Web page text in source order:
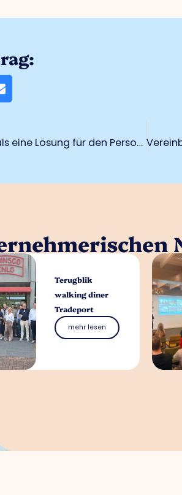
Investitionen in das eigene Personal als eine Lösung für den Personalmangel
Terugblik
walking diner
Tradeport
mehr lesen